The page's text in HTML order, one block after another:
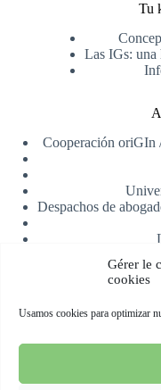
Gérer le
cookies
Usamos cookies para optimizar
Tu
Las IGs: una
Cooperación oriGIn
Despachos de
Copyright © 2026 oriGIn |